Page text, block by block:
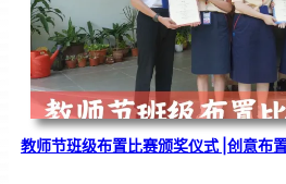
教师节班级布置比赛颁奖仪式 |创意布